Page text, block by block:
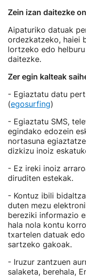
Zein izan daitezke
Aipaturiko datuak
ordezkatzeko, haiei
lortzeko edo
daitezke.
Zer egin kalteak
- Egiaztatu datu
(egosurfing)
- Egiaztatu SMS,
egindako edozein
nortasuna
dizkizu inoiz
- Ez ireki inoiz
diruditen estekak.
- Kontuz ibili
duten mezu
bereziki informazio
hala nola kontu
txartelen datuak
sartzeko gakoak.
- Iruzur zantzuen
salaketa, berehala,